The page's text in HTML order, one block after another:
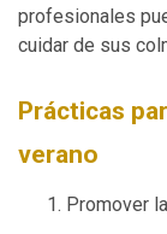
profesionales
cuidar de sus
Prácticas
verano
Promover